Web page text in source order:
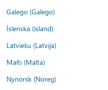
Galego (Galego)
Íslenska (ísland)
Latviešu (Latvija)
Malti (Malta)
Nynorsk (Noreg)